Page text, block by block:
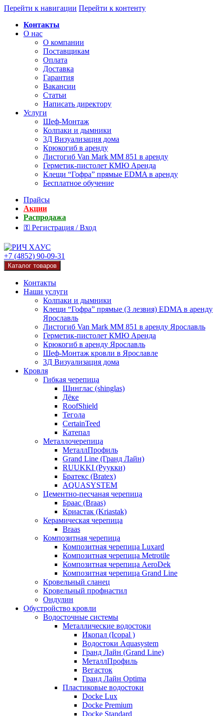
Перейти к навигации Перейти к контенту
Контакты
О нас
О компании
Поставщикам
Оплата
Доставка
Гарантия
Вакансии
Статьи
Написать директору
Услуги
Шеф-Монтаж
Колпаки и дымники
3Д Визуализация дома
Крюкогиб в аренду
Листогиб Van Mark MM 851 в аренду
Герметик-пистолет КМЮ Аренда
Клещи “Гофра” прямые EDMA в аренду
Бесплатное обучение
Прайсы
Акции
Распродажа
⚿ Регистрация / Вход
+7 (4852) 90-09-31
Каталог товаров
Контакты
Наши услуги
Колпаки и дымники
Клещи “Гофра” прямые (3 лезвия) EDMA в аренду
Ярославль
Листогиб Van Mark MM 851 в аренду Ярославль
Герметик-пистолет КМЮ Аренда
Крюкогиб в аренду Ярославль
Шеф-Монтаж кровли в Ярославле
3Д Визуализация дома
Кровля
Гибкая черепица
Шинглас (shinglas)
Дёке
RoofShield
Тегола
CertainTeed
Катепал
Металлочерепица
МеталлПрофиль
Grand Line (Гранд Лайн)
RUUKKI (Руукки)
Братекс (Bratex)
AQUASYSTEM
Цементно-песчаная черепица
Браас (Braas)
Криастак (Kriastak)
Керамическая черепица
Braas
Композитная черепица
Композитная черепица Luxard
Композитная черепица Metrotile
Композитная черепица AeroDek
Композитная черепица Grand Line
Кровельный сланец
Кровельный профнастил
Ондулин
Обустройство кровли
Водосточные системы
Металлические водостоки
Икопал (Icopal )
Водостоки Aquasystem
Гранд Лайн (Grand Line)
МеталлПрофиль
Вегасток
Гранд Лайн Optima
Пластиковые водостоки
Docke Lux
Docke Premium
Docke Standard